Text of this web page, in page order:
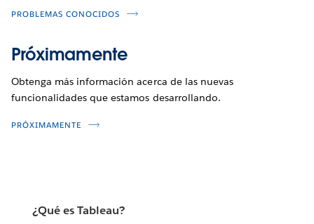
PROBLEMAS CONOCIDOS
Próximamente
Obtenga más información acerca de las nuevas
funcionalidades que estamos desarrollando.
PRÓXIMAMENTE
¿Qué es Tableau?